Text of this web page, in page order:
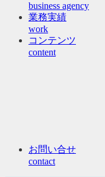
business agency
業務実績
work
コンテンツ
content
お問い合せ
contact